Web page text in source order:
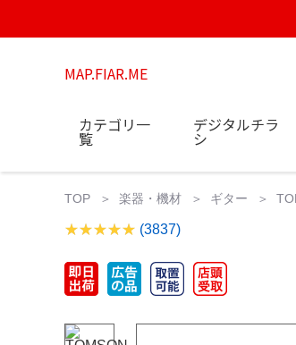
MAP.FIAR.ME
カテゴリ一
覧
デジタルチラ
シ
TOP 楽器・機材 ギター
(3837)